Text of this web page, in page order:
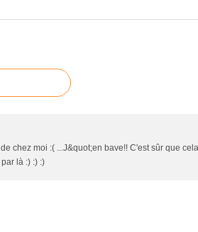
chez moi :( ...J&quot;en bave!! C'est sûr que
là :) :) :)